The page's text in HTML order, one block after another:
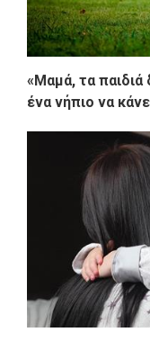
«Μαμά, τα
ένα νήπιο να